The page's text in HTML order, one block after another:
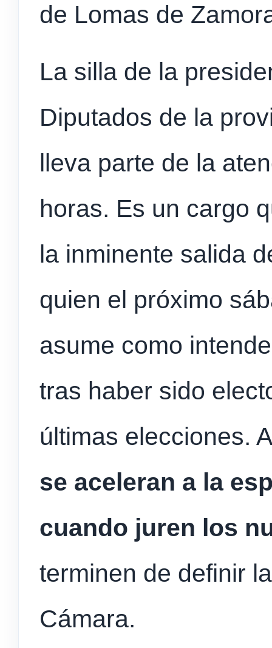
de Lomas de
La silla de la
Diputados de la
lleva parte de la
horas. Es un cargo
la inminente salida
quien el próximo
asume como
tras haber sido
últimas elecciones.
se aceleran a la
cuando juren los
terminen de definir
Cámara.